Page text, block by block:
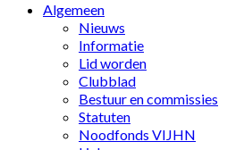
Algemeen
Nieuws
Informatie
Lid worden
Clubblad
Bestuur en commissies
Statuten
Noodfonds VIJHN